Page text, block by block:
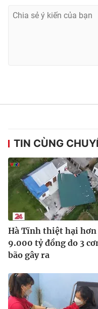
Nguyễn Trọng Ninh
® Cấm sao chép dưới
thuận bằng văn bản. Ghi
thông tin từ website này.
TIN CÙNG
Hà Tĩnh thiệt hại hơn
9.000 tỷ đồng do 3
bão gây ra